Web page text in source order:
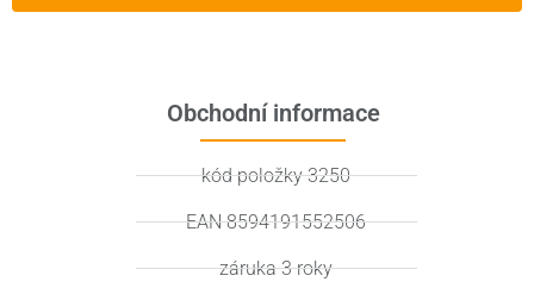
Obchodní informace
kód položky 3250
EAN 8594191552506
záruka 3 roky